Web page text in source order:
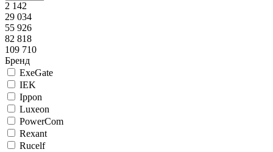
2 142
29 034
55 926
82 818
109 710
Бренд
ExeGate
IEK
Ippon
Luxeon
PowerCom
Rexant
Rucelf